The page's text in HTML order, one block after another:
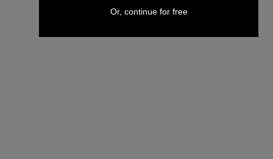
Or, continue for free